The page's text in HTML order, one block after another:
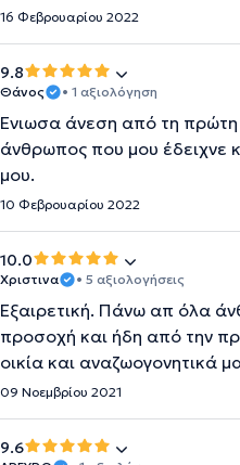
16 Φεβρουαρίου 2022
9.8
Θάνος • 1 αξιολόγηση
Ένιωσα άνεση από τη πρώτη
άνθρωπος που μου έδειχνε
μου.
10 Φεβρουαρίου 2022
10.0
Χριστινα • 5 αξιολογήσεις
Εξαιρετική. Πάνω απ όλα
προσοχή και ήδη από την
οικία και αναζωογονητικά
09 Νοεμβρίου 2021
9.6